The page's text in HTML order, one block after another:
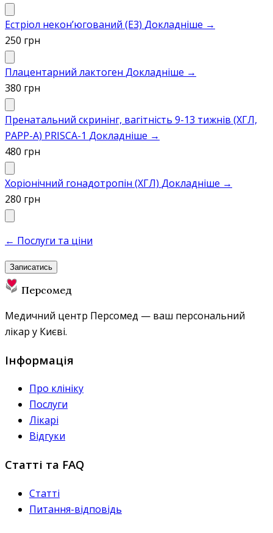
Естріол некон’югований (Е3) Докладніше →
250 грн
Плацентарний лактоген Докладніше →
380 грн
Пренатальний скринінг, вагітність 9-13 тижнів (ХГЛ,
PAPP-А) PRISCA-1 Докладніше →
480 грн
Хоріонічний гонадотропін (ХГЛ) Докладніше →
280 грн
← Послуги та ціни
Записатись
Персомед
Медичний центр Персомед — ваш персональний
лікар у Києві.
Інформація
Про клініку
Послуги
Лікарі
Відгуки
Статті та FAQ
Статті
Питання-відповідь